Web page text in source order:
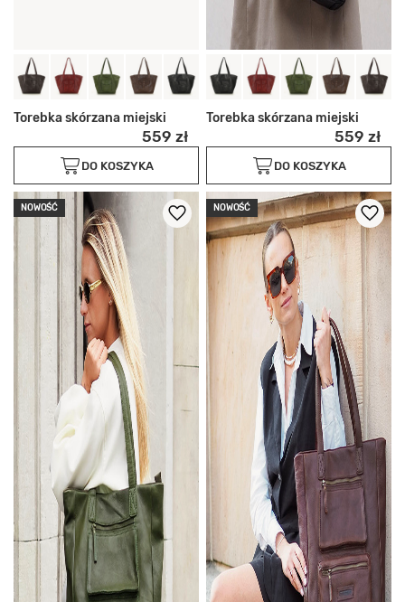
Torebka skórzana miejski
559 zł
DO KOSZYKA
Torebka skórzana miejski
559 zł
DO KOSZYKA
NOWOŚĆ NOWOŚĆ